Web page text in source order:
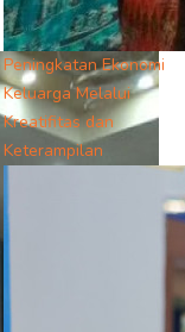
Peningkatan Ekonomi
Keluarga Melalui
Kreatifitas dan
Keterampilan